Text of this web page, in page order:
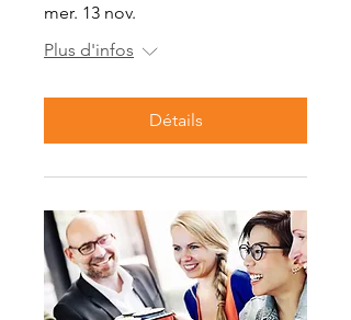
mer. 13 nov.
Plus d'infos
Détails